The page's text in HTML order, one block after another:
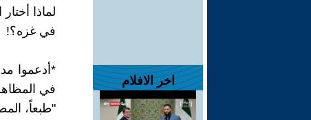
اخر الافلام
لماذا
في غزه؟!
*أدعموا
في
"طبعاً،